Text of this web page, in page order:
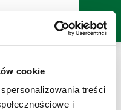
cookie
treści
i